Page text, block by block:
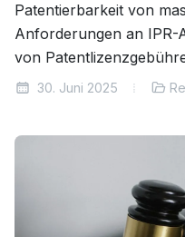
Patentierbarkeit von
Anforderungen an IPR-
von
30. Juni 2025